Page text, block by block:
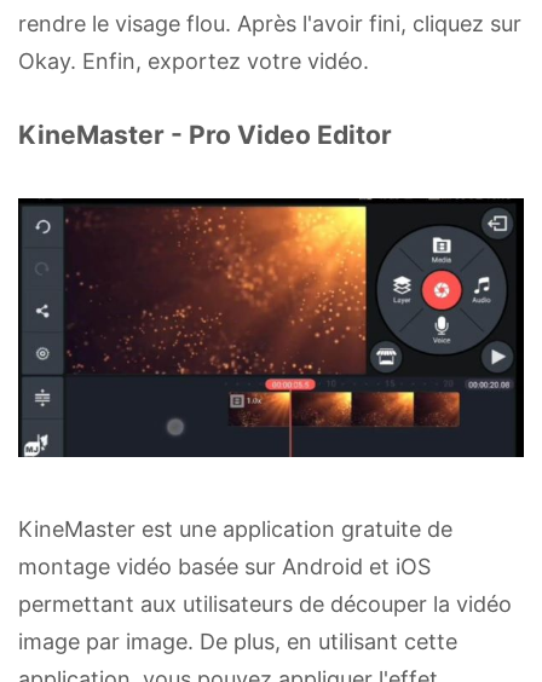
rendre le visage flou. Après l'avoir fini, cliquez sur
Okay. Enfin, exportez votre vidéo.
KineMaster - Pro Video Editor
KineMaster est une application gratuite de
montage vidéo basée sur Android et iOS
permettant aux utilisateurs de découper la vidéo
image par image. De plus, en utilisant cette